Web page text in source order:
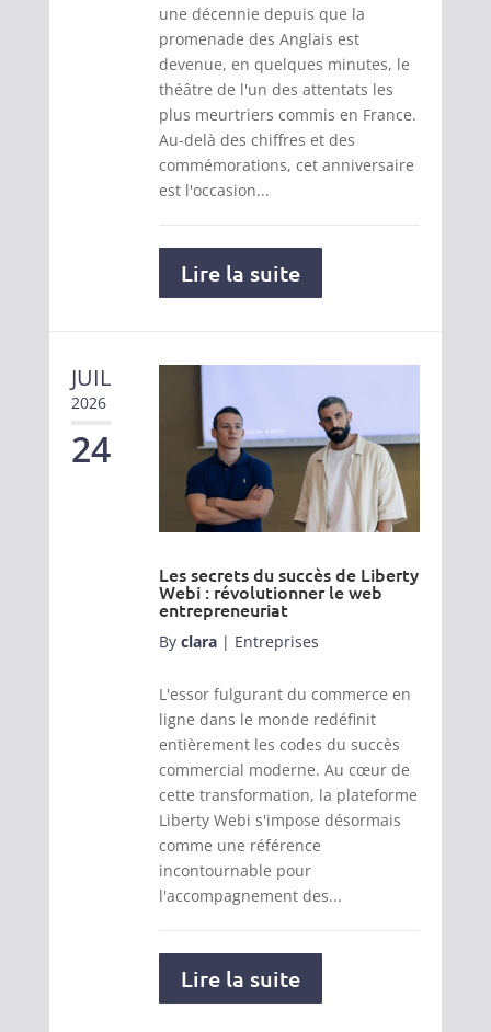
une décennie depuis que la
promenade des Anglais est
devenue, en quelques minutes, le
théâtre de l'un des attentats les
plus meurtriers commis en France.
Au-delà des chiffres et des
commémorations, cet anniversaire
est l'occasion...
Lire la suite
JUIL
2026
24
Les secrets du succès de Liberty
Webi : révolutionner le web
entrepreneuriat
By clara| Entreprises
L'essor fulgurant du commerce en
ligne dans le monde redéfinit
entièrement les codes du succès
commercial moderne. Au cœur de
cette transformation, la plateforme
Liberty Webi s'impose désormais
comme une référence
incontournable pour
l'accompagnement des...
Lire la suite